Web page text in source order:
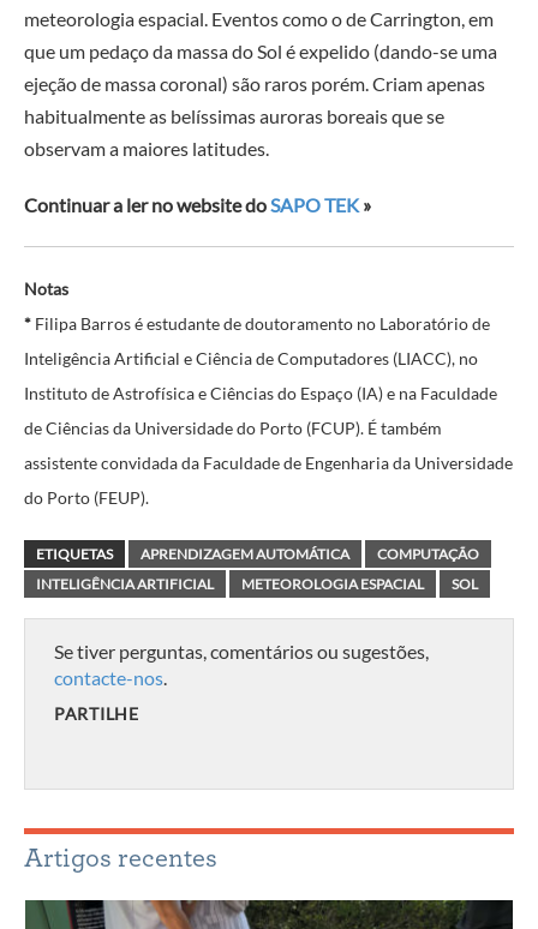
meteorologia espacial. Eventos como o de Carrington, em
que um pedaço da massa do Sol é expelido (dando-se uma
ejeção de massa coronal) são raros porém. Criam apenas
habitualmente as belíssimas auroras boreais que se
observam a maiores latitudes.
Continuar a ler no website doSAPO TEK »
Notas
* Filipa Barros é estudante de doutoramento no Laboratório de
Inteligência Artificial e Ciência de Computadores (LIACC), no
Instituto de Astrofísica e Ciências do Espaço (IA) e na Faculdade
de Ciências da Universidade do Porto (FCUP). É também
assistente convidada da Faculdade de Engenharia da Universidade
do Porto (FEUP).
ETIQUETAS APRENDIZAGEM AUTOMÁTICA
COMPUTAÇÃO
INTELIGÊNCIA ARTIFICIAL
METEOROLOGIA ESPACIAL SOL
Se tiver perguntas, comentários ou sugestões,
contacte-nos.
PARTILHE
Artigos recentes